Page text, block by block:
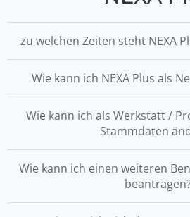
zu welchen Zeiten steht NEXA
Wie kann ich NEXA Plus als
Wie kann ich als Werkstatt /
Stammdaten
Wie kann ich einen weiteren